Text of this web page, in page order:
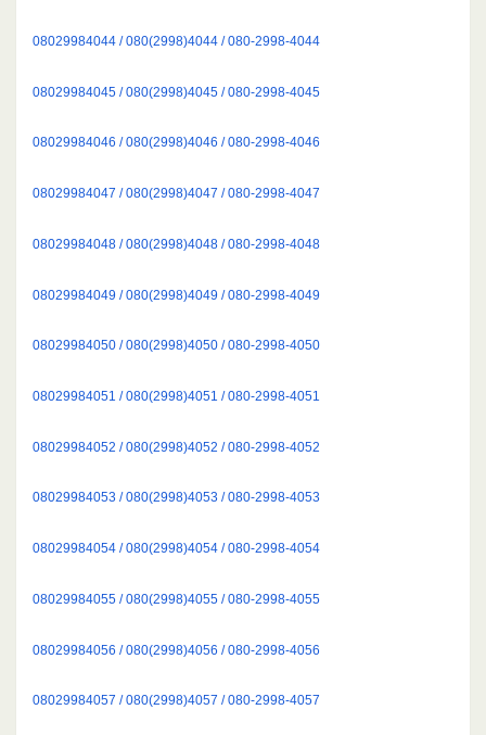
08029984044 / 080(2998)4044 / 080-2998-4044
08029984045 / 080(2998)4045 / 080-2998-4045
08029984046 / 080(2998)4046 / 080-2998-4046
08029984047 / 080(2998)4047 / 080-2998-4047
08029984048 / 080(2998)4048 / 080-2998-4048
08029984049 / 080(2998)4049 / 080-2998-4049
08029984050 / 080(2998)4050 / 080-2998-4050
08029984051 / 080(2998)4051 / 080-2998-4051
08029984052 / 080(2998)4052 / 080-2998-4052
08029984053 / 080(2998)4053 / 080-2998-4053
08029984054 / 080(2998)4054 / 080-2998-4054
08029984055 / 080(2998)4055 / 080-2998-4055
08029984056 / 080(2998)4056 / 080-2998-4056
08029984057 / 080(2998)4057 / 080-2998-4057